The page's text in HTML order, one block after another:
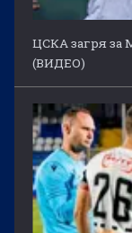
ЦСКА загря за
(ВИДЕО)